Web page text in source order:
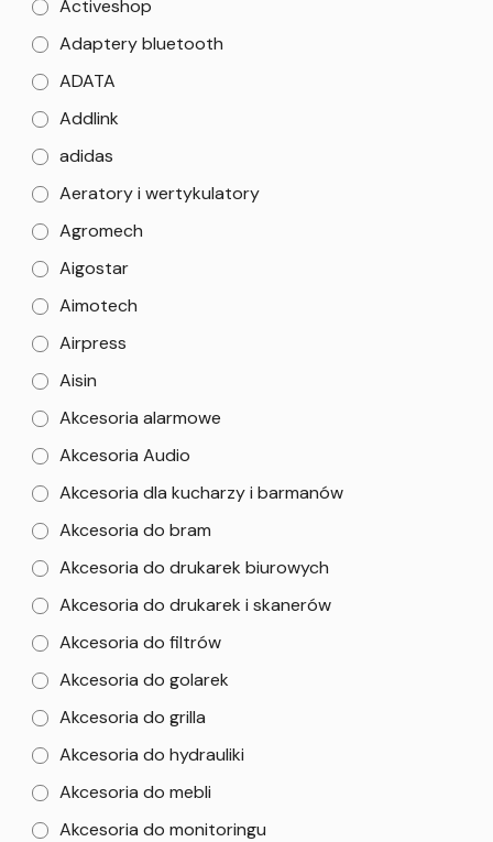
Activeshop
Adaptery bluetooth
ADATA
Addlink
adidas
Aeratory i wertykulatory
Agromech
Aigostar
Aimotech
Airpress
Aisin
Akcesoria alarmowe
Akcesoria Audio
Akcesoria dla kucharzy i barmanów
Akcesoria do bram
Akcesoria do drukarek biurowych
Akcesoria do drukarek i skanerów
Akcesoria do filtrów
Akcesoria do golarek
Akcesoria do grilla
Akcesoria do hydrauliki
Akcesoria do mebli
Akcesoria do monitoringu